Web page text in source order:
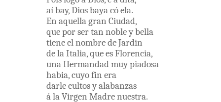
aíbay,Diosbayacó ela.
En aquellagran Ciudad,
queporsertan nobleybella
tieneelnombredeJardin
delaItalia,queesFlorencia,
unaHermandadmuypiadosa
habia,cuyofin era
darlecultosyalabanzas
álaVirgen Madrenuestra.